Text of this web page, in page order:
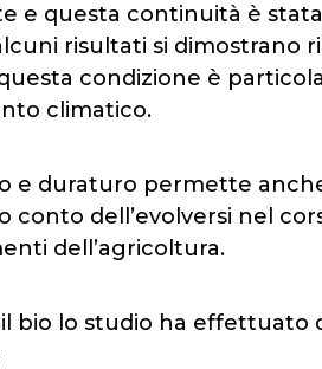
e questa continuità è
risultati si dimostrano
condizione è
climatico.
e duraturo permette
conto dell’evolversi nel
dell’agricoltura.
bio lo studio ha effettuato